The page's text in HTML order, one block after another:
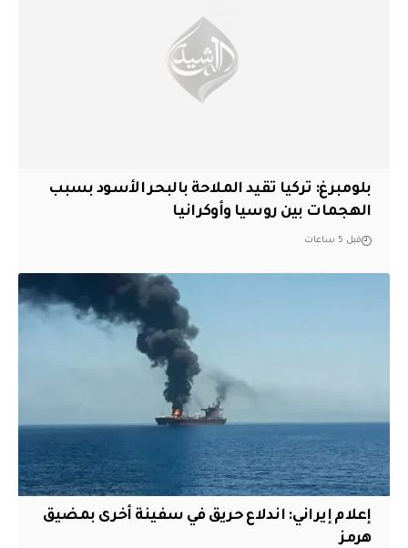
بلومبرغ: تركيا تقيد الملاحة بالبحر الأسود بسبب
الهجمات بين روسيا وأوكرانيا
قبل 5 ساعات
إعلام إيراني: اندلاع حريق في سفينة أخرى بمضيق
هرمز